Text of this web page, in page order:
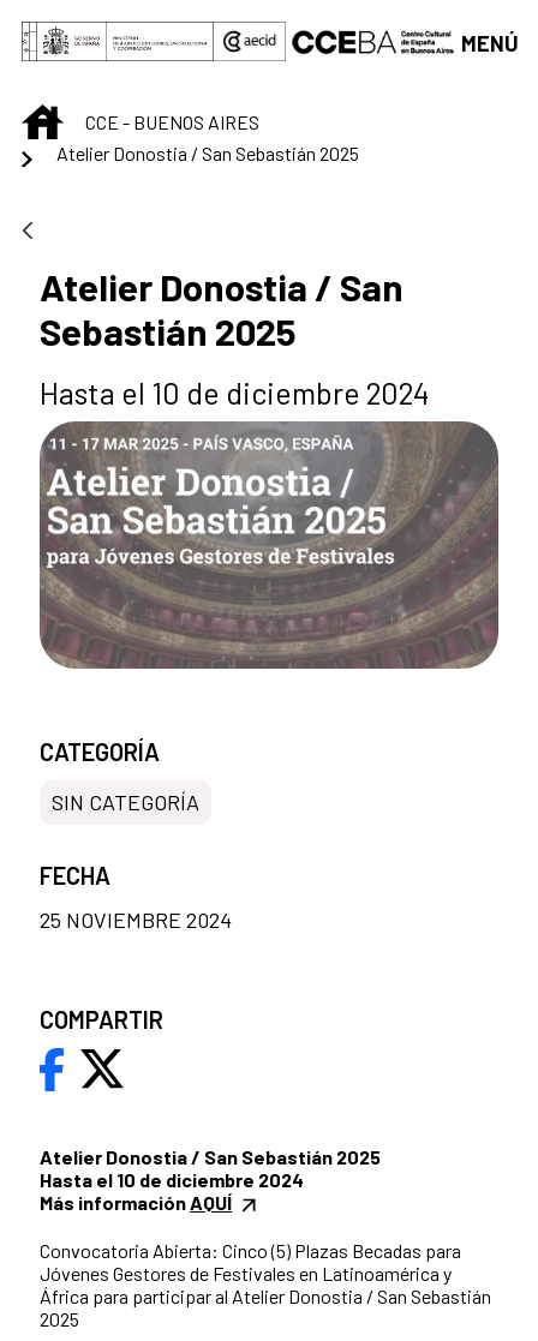
Saltar al contenido principal
MENÚ
INICIOCCE - BUENOS AIRES
Atelier Donostia / San Sebastián 2025
Atelier Donostia / San
Sebastián 2025
Hasta el 10 de diciembre 2024
Atelier Donostia / San Sebastián 2025
Hasta el 10 de diciembre 2024
Más información AQUÍ
Convocatoria Abierta: Cinco (5) Plazas Becadas para
Jóvenes Gestores de Festivales en Latinoamérica y
África para participar al Atelier Donostia / San Sebastián
2025
CATEGORÍA
SIN CATEGORÍA
FECHA
25 NOVIEMBRE 2024
COMPARTIR